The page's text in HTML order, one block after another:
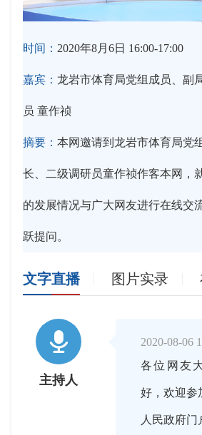
时间： 2020年8月6日 16:00-17:00
嘉宾： 龙岩市体育局党组成员、副
员 童作祯
摘要： 本网邀请到龙岩市体育局党
长、二级调研员童作祯作客本网，
的发展情况与广大网友进行在线交
跃提问。
文字直播 图片实录

主持人
2020-08-06
各位网友
好，欢迎参
人民政府门